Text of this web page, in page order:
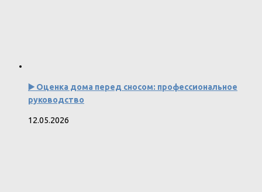
▶️ Оценка дома перед сносом: профессиональное
руководство
12.05.2026